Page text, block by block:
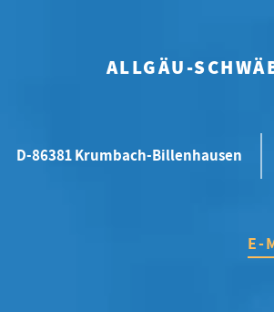
ALLGÄU-
D-86381 Krumbach-Billenhausen
E-